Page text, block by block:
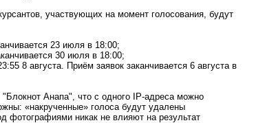
участвующих на момент голосования, будут
23 июля в 18:00;
30 июля в 18:00;
8 августа. Приём заявок заканчивается 6 августа в
Анапа", что с одного IP-адреса можно
«накрученные» голоса будут удалены
фотографиями никак не влияют на результат